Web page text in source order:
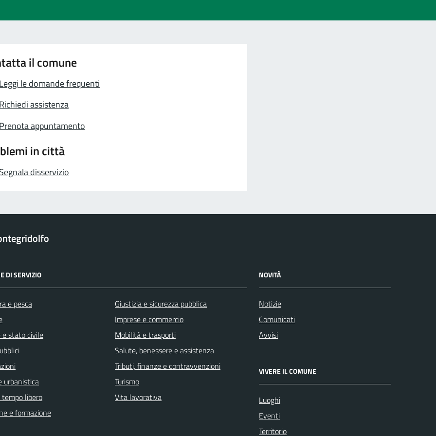
il comune
Leggi le domande frequenti
Richiedi assistenza
Prenota appuntamento
in città
Segnala disservizio
DI SERVIZIO
e pesca
e stato civile
urbanistica
libero
e formazione
Giustizia e sicurezza pubblica
Imprese e commercio
Mobilità e trasporti
Salute, benessere e assistenza
Tributi, finanze e contravvenzioni
Turismo
Vita lavorativa
NOVITÀ
Notizie
Comunicati
Avvisi
VIVERE IL COMUNE
Luoghi
Eventi
Territorio